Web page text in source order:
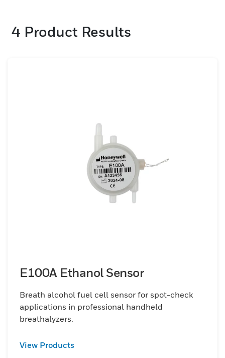
4 Product Results
E100A Ethanol Sensor
Breath alcohol fuel cell sensor for spot-check
applications in professional handheld
breathalyzers.
View Products